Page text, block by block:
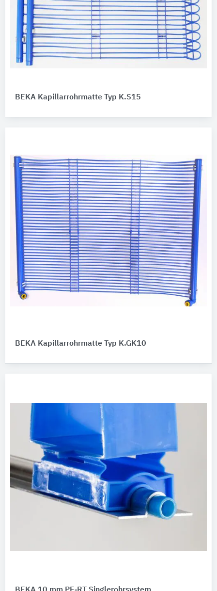
BEKA Kapillarrohrmatte Typ K.S15
BEKA Kapillarrohrmatte Typ K.GK10